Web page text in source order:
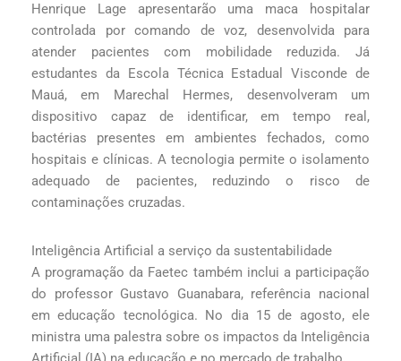
Henrique Lage apresentarão uma maca hospitalar
controlada por comando de voz, desenvolvida para
atender pacientes com mobilidade reduzida. Já
estudantes da Escola Técnica Estadual Visconde de
Mauá, em Marechal Hermes, desenvolveram um
dispositivo capaz de identificar, em tempo real,
bactérias presentes em ambientes fechados, como
hospitais e clínicas. A tecnologia permite o isolamento
adequado de pacientes, reduzindo o risco de
contaminações cruzadas.
Inteligência Artificial a serviço da sustentabilidade
A programação da Faetec também inclui a participação
do professor Gustavo Guanabara, referência nacional
em educação tecnológica. No dia 15 de agosto, ele
ministra uma palestra sobre os impactos da Inteligência